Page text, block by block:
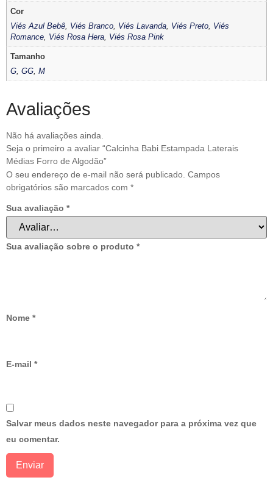
Cor
Viés Azul Bebê, Viés Branco, Viés Lavanda, Viés Preto, Viés
Romance, Viés Rosa Hera, Viés Rosa Pink
Tamanho
G,GG,M
Avaliações
Não há avaliações ainda.
Seja o primeiro a avaliar “Calcinha Babi Estampada Laterais
Médias Forro de Algodão”
O seu endereço de e-mail não será publicado. Campos
obrigatórios são marcados com *
Sua avaliação *
Sua avaliação sobre o produto *
Nome *
E-mail *
Salvar meus dados neste navegador para a próxima vez que
eu comentar.